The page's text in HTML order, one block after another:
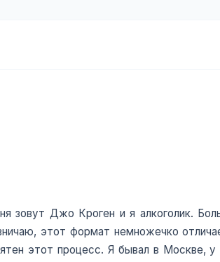
зовут Джо Кроген и я алкоголик.
этот формат немножечко
этот процесс. Я бывал в Москве,